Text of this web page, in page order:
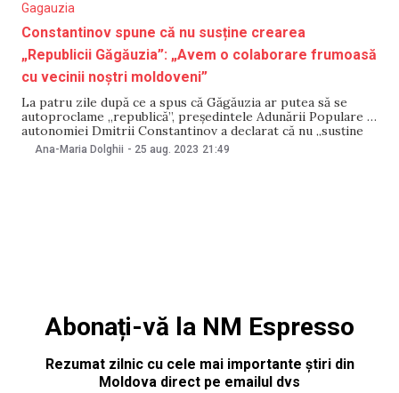
Gagauzia
Constantinov spune că nu susține crearea
„Republicii Găgăuzia”: „Avem o colaborare frumoasă
cu vecinii noștri moldoveni”
La patru zile după ce a spus că Găgăuzia ar putea să se
autoproclame „republică”, președintele Adunării Populare a
autonomiei Dmitrii Constantinov a declarat că nu „susține
asemenea idee”. Precizarea a fost făcută, pe 25 august, în
cadrul unor declarații pentru un post de televiziune privat.
Ana-Maria Dolghii - 25 aug. 2023 21:49
Abonați-vă la NM Espresso
Rezumat zilnic cu cele mai importante știri din
Moldova direct pe emailul dvs